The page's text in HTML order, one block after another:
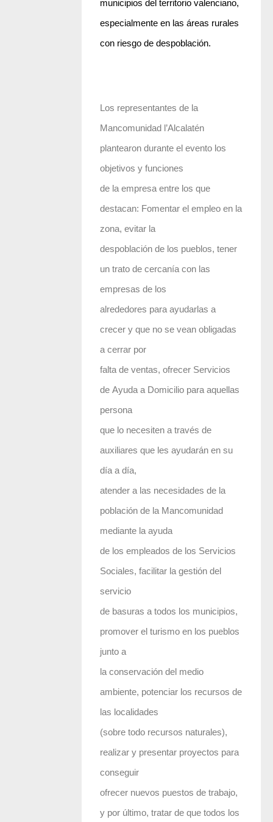
municipios del territorio valenciano,
especialmente en las áreas rurales
con riesgo de despoblación.
Los representantes de la
Mancomunidad l’Alcalatén
plantearon durante el evento los
objetivos y funciones
de la empresa entre los que
destacan: Fomentar el empleo en la
zona, evitar la
despoblación de los pueblos, tener
un trato de cercanía con las
empresas de los
alrededores para ayudarlas a
crecer y que no se vean obligadas
a cerrar por
falta de ventas, ofrecer Servicios
de Ayuda a Domicilio para aquellas
persona
que lo necesiten a través de
auxiliares que les ayudarán en su
día a día,
atender a las necesidades de la
población de la Mancomunidad
mediante la ayuda
de los empleados de los Servicios
Sociales, facilitar la gestión del
servicio
de basuras a todos los municipios,
promover el turismo en los pueblos
junto a
la conservación del medio
ambiente, potenciar los recursos de
las localidades
(sobre todo recursos naturales),
realizar y presentar proyectos para
conseguir
ofrecer nuevos puestos de trabajo,
y por último, tratar de que todos los